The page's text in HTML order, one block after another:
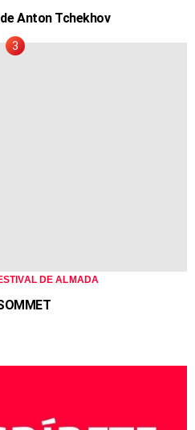
Anton Tchekhov
DE ALMADA